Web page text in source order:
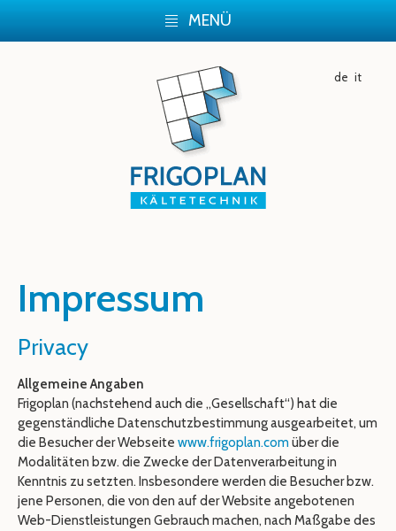
MENÜ
de it
Impressum
Privacy
Allgemeine Angaben
Frigoplan (nachstehend auch die „Gesellschaft“) hat die
gegenständliche Datenschutzbestimmung ausgearbeitet, um
die Besucher der Webseite www.frigoplan.comüber die
Modalitäten bzw. die Zwecke der Datenverarbeitung in
Kenntnis zu setzten. Insbesondere werden die Besucher bzw.
jene Personen, die von den auf der Website angebotenen
Web-Dienstleistungen Gebrauch machen, nach Maßgabe des